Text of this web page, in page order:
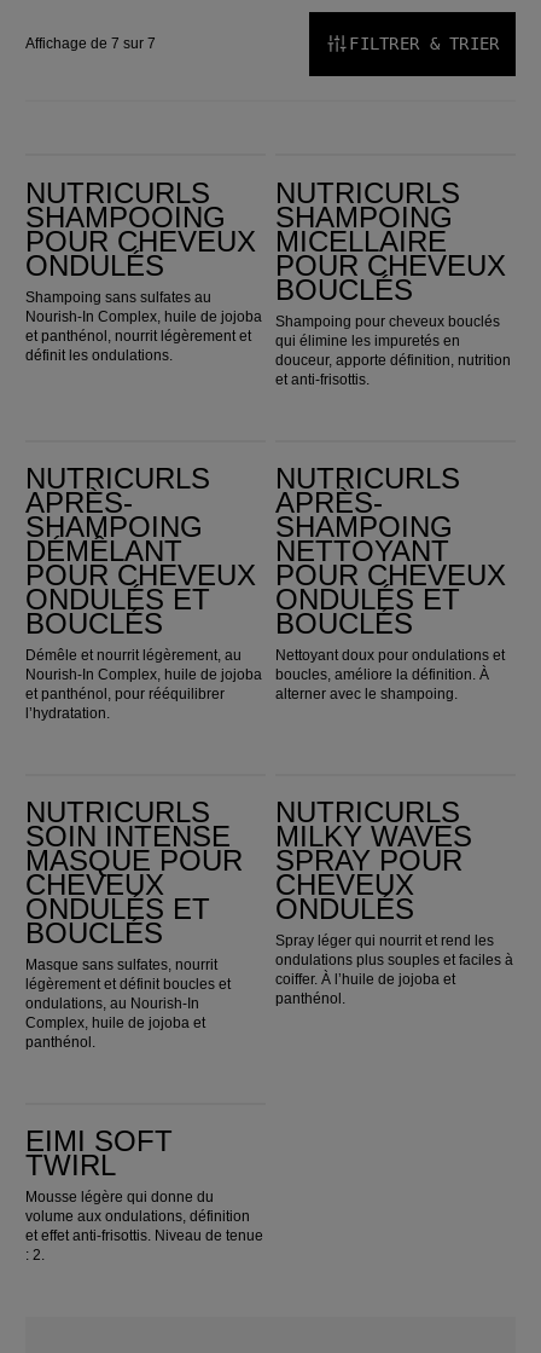
Affichage de 7 sur 7 FILTRER & TRIER
NUTRICURLS
SHAMPOOING
POUR CHEVEUX
ONDULÉS
Shampoing sans sulfates au
Nourish-In Complex, huile de jojoba
et panthénol, nourrit légèrement et
définit les ondulations.
NUTRICURLS
SHAMPOING
MICELLAIRE
POUR CHEVEUX
BOUCLÉS
Shampoing pour cheveux bouclés
qui élimine les impuretés en
douceur, apporte définition, nutrition
et anti-frisottis.
NUTRICURLS
APRÈS-
SHAMPOING
DÉMÊLANT
POUR CHEVEUX
ONDULÉS ET
BOUCLÉS
Démêle et nourrit légèrement, au
Nourish-In Complex, huile de jojoba
et panthénol, pour rééquilibrer
l’hydratation.
NUTRICURLS
APRÈS-
SHAMPOING
NETTOYANT
POUR CHEVEUX
ONDULÉS ET
BOUCLÉS
Nettoyant doux pour ondulations et
boucles, améliore la définition. À
alterner avec le shampoing.
NUTRICURLS
SOIN INTENSE
MASQUE POUR
CHEVEUX
ONDULÉS ET
BOUCLÉS
Masque sans sulfates, nourrit
légèrement et définit boucles et
ondulations, au Nourish-In
Complex, huile de jojoba et
panthénol.
NUTRICURLS
MILKY WAVES
SPRAY POUR
CHEVEUX
ONDULÉS
Spray léger qui nourrit et rend les
ondulations plus souples et faciles à
coiffer. À l’huile de jojoba et
panthénol.
EIMI SOFT
TWIRL
Mousse légère qui donne du
volume aux ondulations, définition
et effet anti-frisottis. Niveau de tenue
: 2.